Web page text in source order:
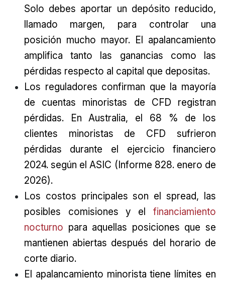
Solo debes aportar un depósito reducido,
llamado margen, para controlar una
posición mucho mayor. El apalancamiento
amplifica tanto las ganancias como las
pérdidas respecto al capital que depositas.
Los reguladores confirman que la mayoría
de cuentas minoristas de CFD registran
pérdidas. En Australia, el 68 % de los
clientes minoristas de CFD sufrieron
pérdidas durante el ejercicio financiero
2024. según el ASIC (Informe 828. enero de
2026).
Los costos principales son el spread, las
posibles comisiones y elfinanciamiento
nocturno para aquellas posiciones que se
mantienen abiertas después del horario de
corte diario.
El apalancamiento minorista tiene límites en